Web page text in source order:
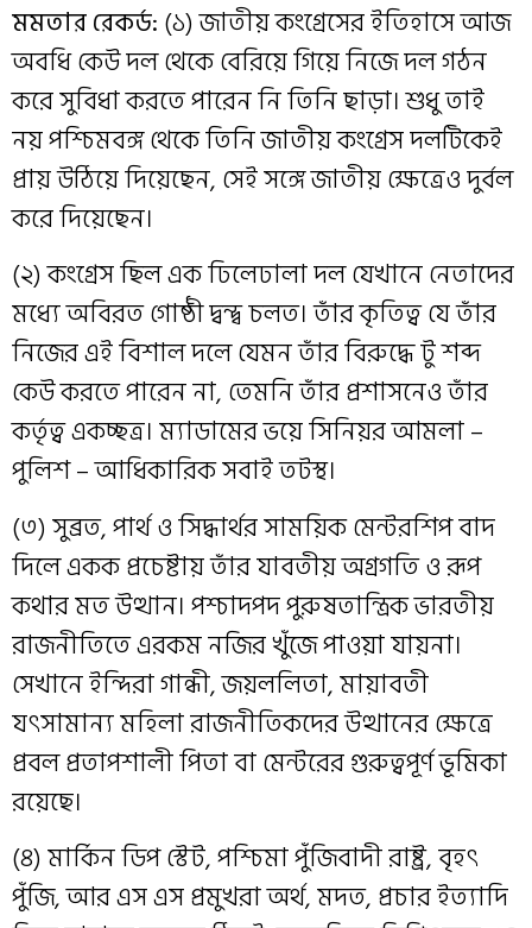
মমতার রেকর্ড:(১) জাতীয় কংগ্রেসের ইতিহাসে আজ
অবধি কেউ দল থেকে বেরিয়ে গিয়ে নিজে দল গঠন
করে সুবিধা করতে পারেন নি তিনি ছাড়া। শুধু তাই
নয় পশ্চিমবঙ্গ থেকে তিনি জাতীয় কংগ্রেস দলটিকেই
প্রায় উঠিয়ে দিয়েছেন, সেই সঙ্গে জাতীয় ক্ষেত্রেও দুর্বল
করে দিয়েছেন।
(২) কংগ্রেস ছিল এক ঢিলেঢালা দল যেখানে নেতাদের
মধ্যে অবিরত গোষ্ঠী দ্বন্দ্ব চলত। তাঁর কৃতিত্ব যে তাঁর
নিজের এই বিশাল দলে যেমন তাঁর বিরুদ্ধে টু শব্দ
কেউ করতে পারেন না, তেমনি তাঁর প্রশাসনেও তাঁর
কর্তৃত্ব একচ্ছত্র। ম্যাডামের ভয়ে সিনিয়র আমলা –
পুলিশ – আধিকারিক সবাই তটস্থ।
(৩) সুব্রত, পার্থ ও সিদ্ধার্থর সাময়িক মেন্টরশিপ বাদ
দিলে একক প্রচেষ্টায় তাঁর যাবতীয় অগ্রগতি ও রূপ
কথার মত উত্থান। পশ্চাদপদ পুরুষতান্ত্রিক ভারতীয়
রাজনীতিতে এরকম নজির খুঁজে পাওয়া যায়না।
সেখানে ইন্দিরা গান্ধী, জয়ললিতা, মায়াবতী
যৎসামান্য মহিলা রাজনীতিকদের উত্থানের ক্ষেত্রে
প্রবল প্রতাপশালী পিতা বা মেন্টরের গুরুত্বপূর্ণ ভূমিকা
রয়েছে।
(৪) মার্কিন ডিপ স্টেট, পশ্চিমা পুঁজিবাদী রাষ্ট্র, বৃহৎ
পুঁজি, আর এস এস প্রমুখরা অর্থ, মদত, প্রচার ইত্যাদি